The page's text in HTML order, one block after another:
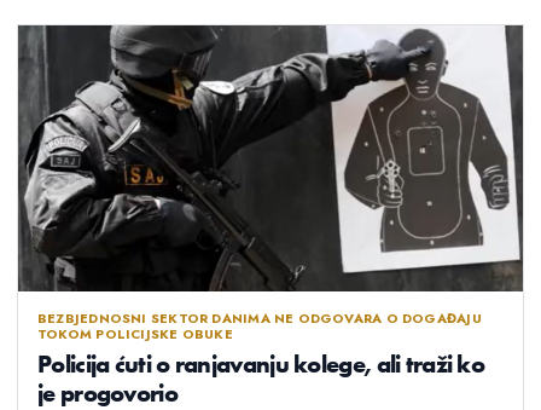
BEZBJEDNOSNI SEKTOR DANIMA NE ODGOVARA O DOGAĐAJU
TOKOM POLICIJSKE OBUKE
Policija ćuti o ranjavanju kolege, ali traži ko
je progovorio